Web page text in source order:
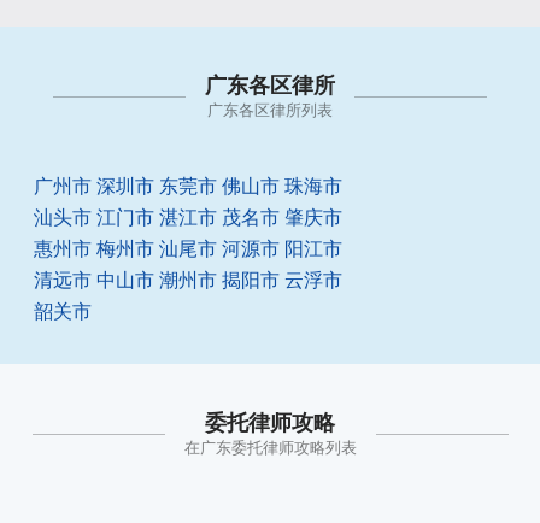
广东各区律所
广东各区律所列表
广州市 深圳市 东莞市 佛山市 珠海市
汕头市 江门市 湛江市 茂名市 肇庆市
惠州市 梅州市 汕尾市 河源市 阳江市
清远市 中山市 潮州市 揭阳市 云浮市
韶关市
委托律师攻略
在广东委托律师攻略列表